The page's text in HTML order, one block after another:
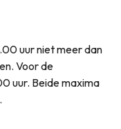
uur niet meer dan
Voor de
uur. Beide maxima